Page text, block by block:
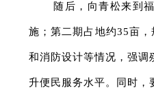
随后，向青松来到
施；第二期占地约35亩
和消防设计等情况，强调
升便民服务水平。同时